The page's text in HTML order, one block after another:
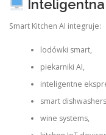
Smart Kitchen AI integruje:
lodówki smart,
piekarniki AI,
inteligentne
smart
wine systems,